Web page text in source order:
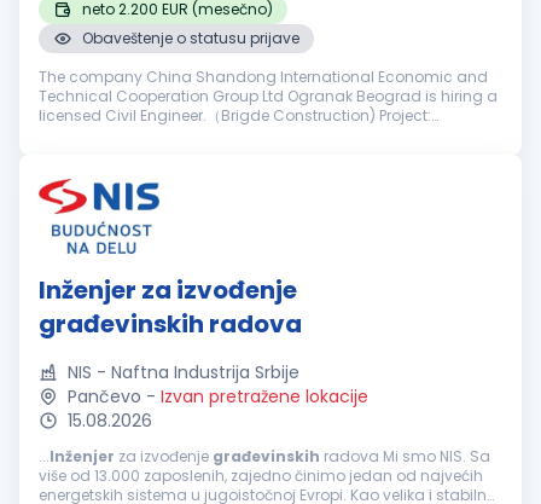
neto 2.200 EUR (mesečno)
Obaveštenje o statusu prijave
The company China Shandong International Economic and
Technical Cooperation Group Ltd Ogranak Beograd is hiring a
licensed Civil Engineer.（Brigde Construction) Project:
Inženjer za izvođenje
građevinskih radova
NIS - Naftna Industrija Srbije
Pančevo - Izvan pretražene lokacije
15.08.2026
...Inženjer za izvođenje građevinskih radova Mi smo NIS. Sa
više od 13.000 zaposlenih, zajedno činimo jedan od najvećih
energetskih sistema u jugoistočnoj Evropi. Kao velika i stabilna